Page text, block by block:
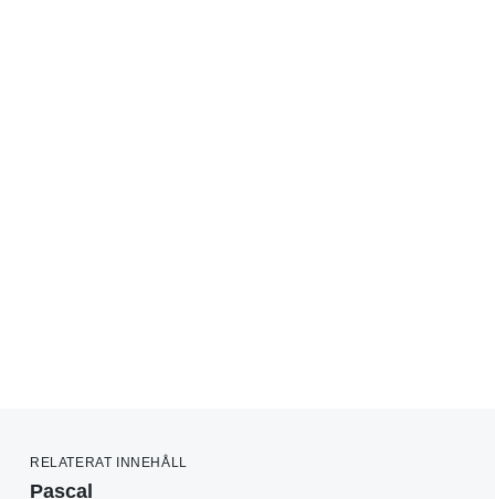
RELATERAT INNEHÅLL
Pascal